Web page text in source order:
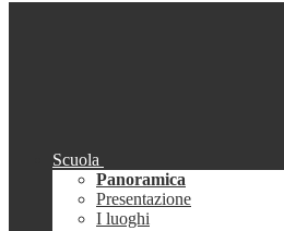
Scuola
Panoramica
Presentazione
I luoghi